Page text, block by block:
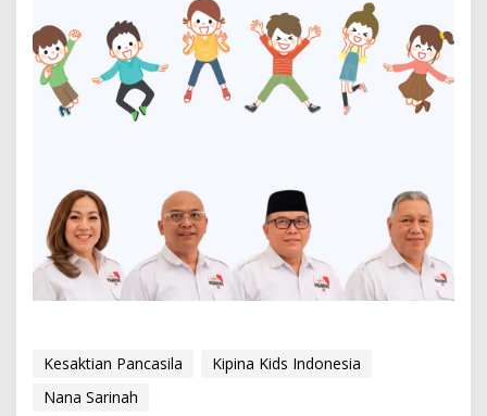
Kesaktian Pancasila
Kipina Kids Indonesia
Nana Sarinah